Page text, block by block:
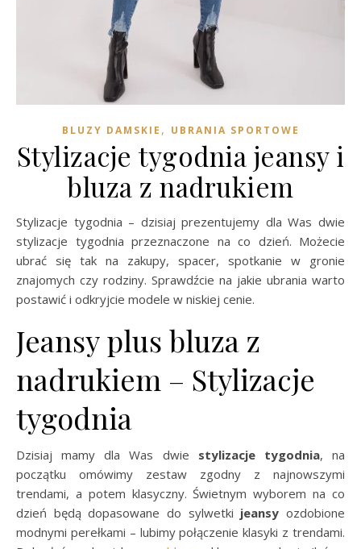
BLUZY DAMSKIE , UBRANIA SPORTOWE
Stylizacje tygodnia jeansy i
bluza z nadrukiem
Stylizacje tygodnia – dzisiaj prezentujemy dla Was dwie
stylizacje tygodnia przeznaczone na co dzień. Możecie
ubrać się tak na zakupy, spacer, spotkanie w gronie
znajomych czy rodziny. Sprawdźcie na jakie ubrania warto
postawić i odkryjcie modele w niskiej cenie.
Jeansy plus bluza z
nadrukiem – Stylizacje
tygodnia
Dzisiaj mamy dla Was dwie stylizacje tygodnia, na
początku omówimy zestaw zgodny z najnowszymi
trendami, a potem klasyczny. Świetnym wyborem na co
dzień będą dopasowane do sylwetki jeansy ozdobione
modnymi perełkami – lubimy połączenie klasyki z trendami.